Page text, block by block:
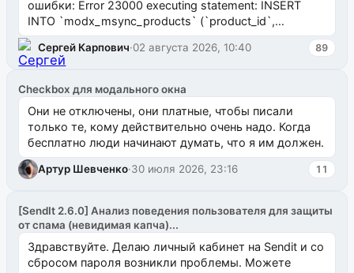
ошибки: Error 23000 executing statement: INSERT
INTO `modx_msync_products` (`product_id`,
`uuid_1c`) VALUES ...
Сергей Карпович·02 августа 2026, 10:40 89
Checkbox для модального окна
Они не отключены, они платные, чтобы писали
только те, кому действительно очень надо. Когда
бесплатно люди начинают думать, что я им должен.
Артур Шевченко·30 июля 2026, 23:16 11
[SendIt 2.6.0] Анализ поведения пользователя для защиты
от спама (невидимая капча)...
Здравствуйте. Делаю личный кабинет на Sendit и со
сбросом пароля возникли проблемы. Можете